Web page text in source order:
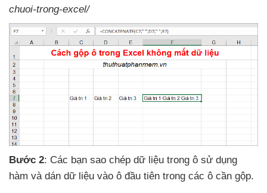
chuoi-trong-excel/
Bước 2: Các bạn sao chép dữ liệu trong ô sử dụng
hàm và dán dữ liệu vào ô đầu tiên trong các ô cần gộp.